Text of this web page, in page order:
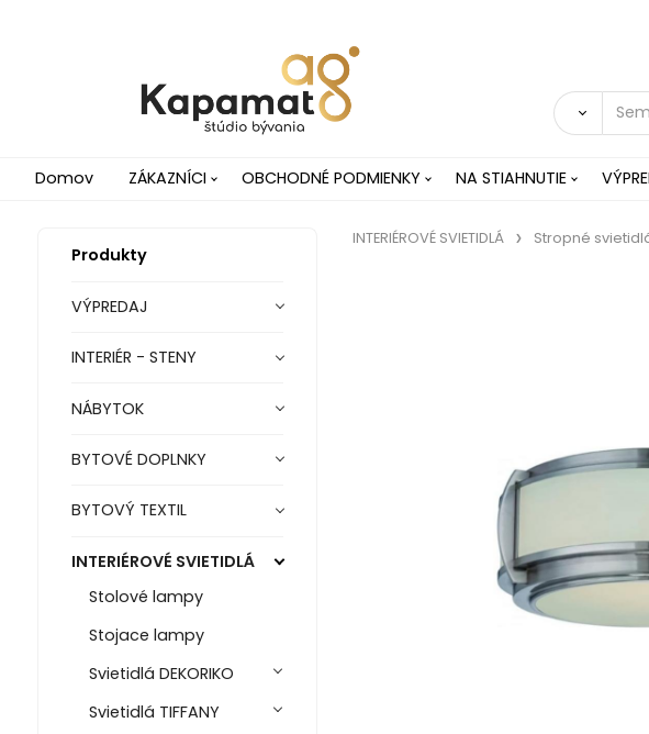
Domov ZÁKAZNÍCI OBCHODNÉ PODMIENKY NA STIAHNUTIE
Produkty
VÝPREDAJ
INTERIÉR - STENY
NÁBYTOK
BYTOVÉ DOPLNKY
BYTOVÝ TEXTIL
INTERIÉROVÉ SVIETIDLÁ
Stolové lampy
Stojace lampy
Svietidlá DEKORIKO
Svietidlá TIFFANY
INTERIÉROVÉ SVIETIDLÁ Stropné